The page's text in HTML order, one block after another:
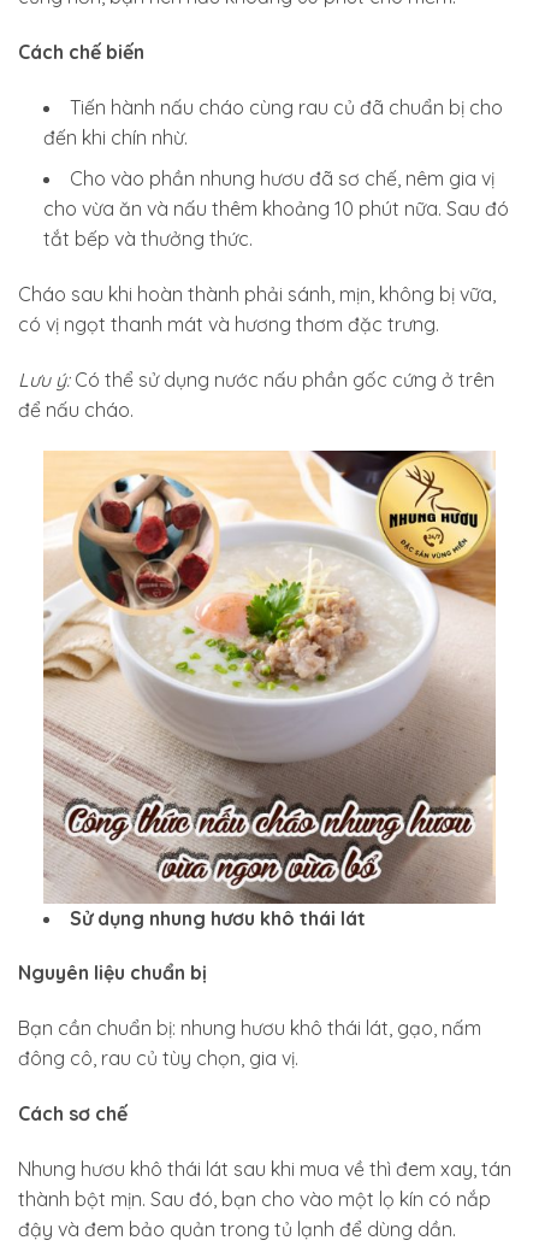
Cách chế biến
Tiến hành nấu cháo cùng rau củ đã chuẩn bị cho
đến khi chín nhừ.
Cho vào phần nhung hươu đã sơ chế, nêm gia vị
cho vừa ăn và nấu thêm khoảng 10 phút nữa. Sau đó
tắt bếp và thưởng thức.
Cháo sau khi hoàn thành phải sánh, mịn, không bị vữa,
có vị ngọt thanh mát và hương thơm đặc trưng.
Lưu ý:Có thể sử dụng nước nấu phần gốc cứng ở trên
để nấu cháo.
Sử dụng nhung hươu khô thái lát
Nguyên liệu chuẩn bị
Bạn cần chuẩn bị: nhung hươu khô thái lát, gạo, nấm
đông cô, rau củ tùy chọn, gia vị.
Cách sơ chế
Nhung hươu khô thái lát sau khi mua về thì đem xay, tán
thành bột mịn. Sau đó, bạn cho vào một lọ kín có nắp
đậy và đem bảo quản trong tủ lạnh để dùng dần.